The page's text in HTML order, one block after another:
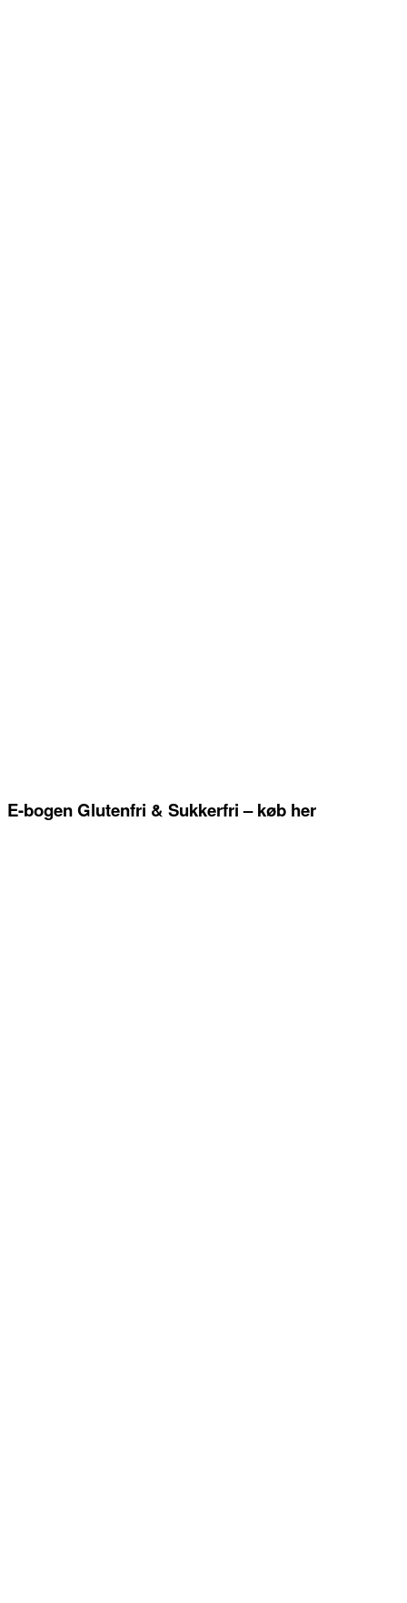
E-bogen Glutenfri & Sukkerfri – køb her